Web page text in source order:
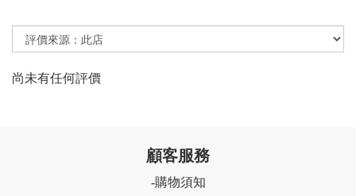
尚未有任何評價
顧客服務
-購物須知